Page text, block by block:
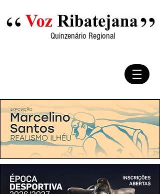
Quinzenário Regional